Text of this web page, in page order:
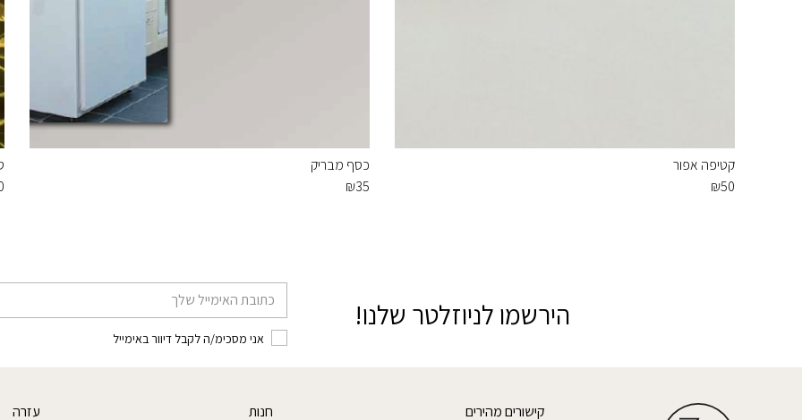
קטיפה אפור
₪50
כסף מבריק
₪35
הירשמו לניוזלטר שלנו!
אני מסכימ/ה לקבל דיוור באימייל
קישורים מהירים חנות עזרה